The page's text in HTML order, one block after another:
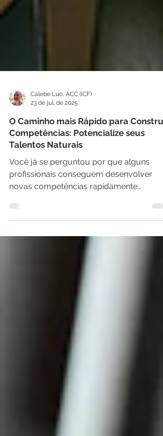
Calebe Luo, ACC (ICF)
23 de jul. de 2025
O Caminho mais Rápido para
Competências: Potencialize seus
Talentos Naturais
Você já se perguntou por que alguns
profissionais conseguem desenvolver
enquanto outros lutam por anos sem
profissional experiente buscando acelerar
seu desenvolvimento, provavelmente já
enfrentou situações similares. Talvez
treinamentos que não geraram
práticos ✗ Tentado copiar estratégias de
outros líderes sem sucesso...